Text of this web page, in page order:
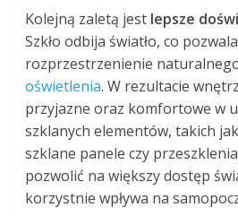
Kolejną zaletą jest lepsze
Szkło odbija światło, co
rozprzestrzenienie
oświetlenia. W rezultacie
przyjazne oraz komfortowe w
szklanych elementów, takich
szklane panele czy
pozwolić na większy dostęp
korzystnie wpływa na